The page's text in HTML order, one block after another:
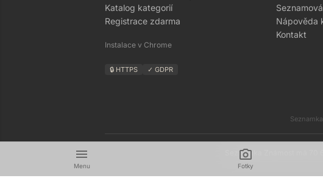
menu
Menu
camera_alt
Fotky
Katalog kategorií
Registrace zdarma
Instalace v Chrome
🔒 HTTPS ✓ GDPR
Nápověda
Kontakt
Seznamka Známost má 70